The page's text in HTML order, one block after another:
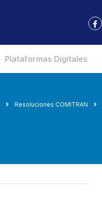
Plataformas Digitales
Resoluciones COMITRAN